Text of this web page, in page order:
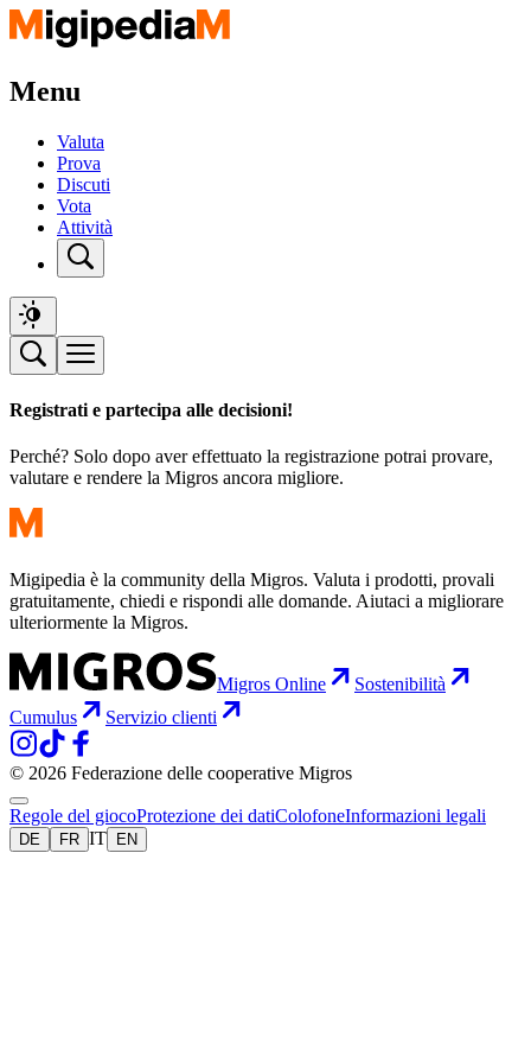
Menu
Valuta
Prova
Discuti
Vota
Attività
Registrati e partecipa alle decisioni!
Perché? Solo dopo aver effettuato la registrazione potrai provare,
valutare e rendere la Migros ancora migliore.
Migipedia è la community della Migros. Valuta i prodotti, provali
gratuitamente, chiedi e rispondi alle domande. Aiutaci a migliorare
ulteriormente la Migros.
Migros Online
Sostenibilità
Cumulus
Servizio clienti
© 2026 Federazione delle cooperative Migros
Regole del giocoProtezione dei datiColofoneInformazioni legali
DE FR IT EN